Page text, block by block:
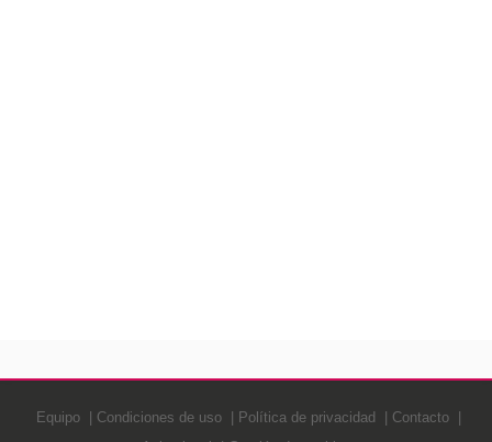
Equipo Condiciones de uso Política de privacidad
Contacto